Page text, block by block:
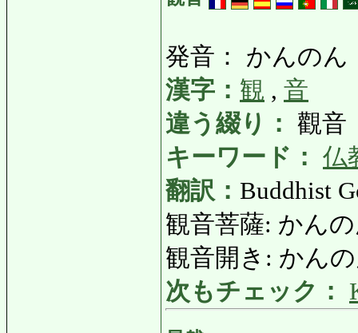
発音： かんのん
漢字： 観 , 音
違う綴り： 觀音
キーワード： 仏
翻訳： Buddhist
観音菩薩: かん
観音開き: かん
次もチェック：